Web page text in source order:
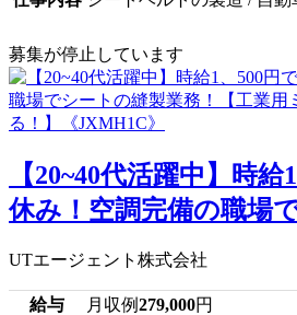
募集が停止しています
【20~40代活躍中】時給
休み！空調完備の職場
UTエージェント株式会社
給与 月収例279,000円